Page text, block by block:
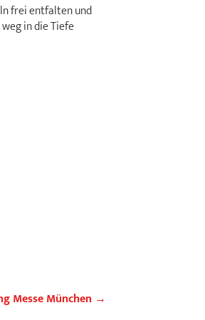
frei entfalten und
in die Tiefe
Messe München →